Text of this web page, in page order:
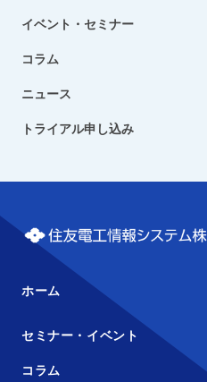
イベント・セミナー
コラム
ニュース
トライアル申し込み
ホーム
セミナー・イベント
コラム